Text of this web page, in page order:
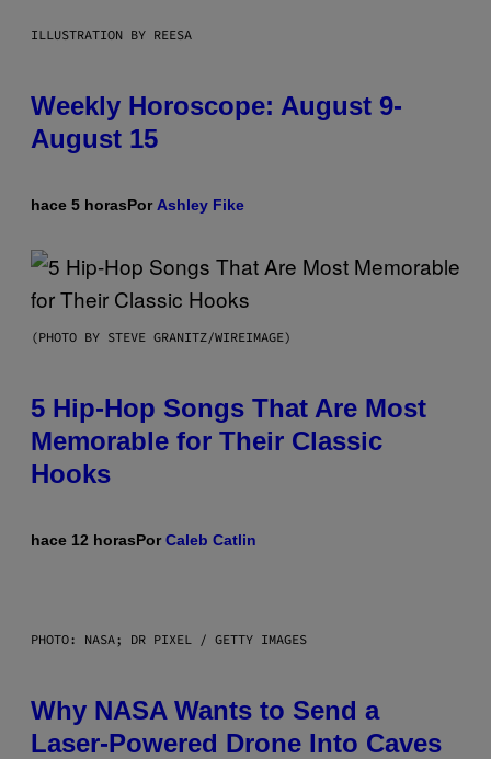
ILLUSTRATION BY REESA
Weekly Horoscope: August 9-
August 15
hace 5 horasPor Ashley Fike
(PHOTO BY STEVE GRANITZ/WIREIMAGE)
5 Hip-Hop Songs That Are Most
Memorable for Their Classic
Hooks
hace 12 horasPorCaleb Catlin
PHOTO: NASA; DR PIXEL / GETTY IMAGES
Why NASA Wants to Send a
Laser-Powered Drone Into Caves